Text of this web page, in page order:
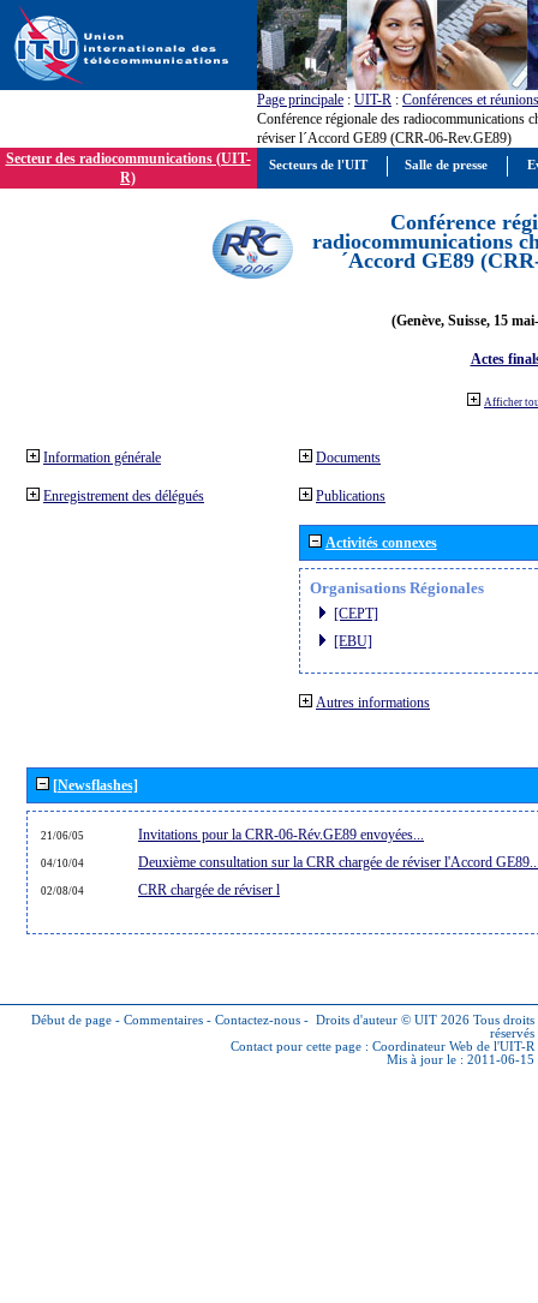
Page principale : UIT-R : Conférences et réunions
Conférence régionale des radiocommunications
réviser l´Accord GE89 (CRR-06-Rev.GE89)
Secteur des radiocommunications (UIT-
R)
Conférence
radiocommunications
´Accord GE89
(Genève, Suisse, 15
Actes
Afficher
Information générale
Enregistrement des délégués
Documents
Publications
Activités connexes
Organisations Régionales
[CEPT]
[EBU]
Autres informations
[Newsflashes]
21/06/05 Invitations pour la CRR-06-Rév.GE89 envoyées...
04/10/04 Deuxième consultation sur la CRR chargée de réviser l'Accord
02/08/04 CRR chargée de réviser l
Début de page - Commentaires - Contactez-nous - Droits d'auteur © UIT 2026 Tous droits
réservés
Contact pour cette page : Coordinateur Web de l'UIT-R
Mis à jour le : 2011-06-15
Secteurs de l'UIT Salle de presse